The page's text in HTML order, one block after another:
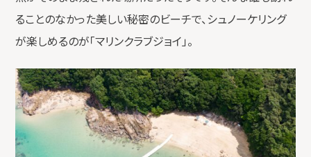
ることのなかった美しい秘密のビーチで、シュノーケリング
が楽しめるのが「マリンクラブジョイ」。